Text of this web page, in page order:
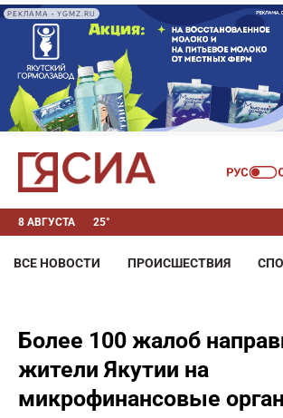
РЕКЛАМА • YGMZ.RU
8 АВГУСТА 25°
ВСЕ НОВОСТИ ПРОИСШЕСТВИЯ
Более 100 жалоб
жители Якутии на
микрофинансовые